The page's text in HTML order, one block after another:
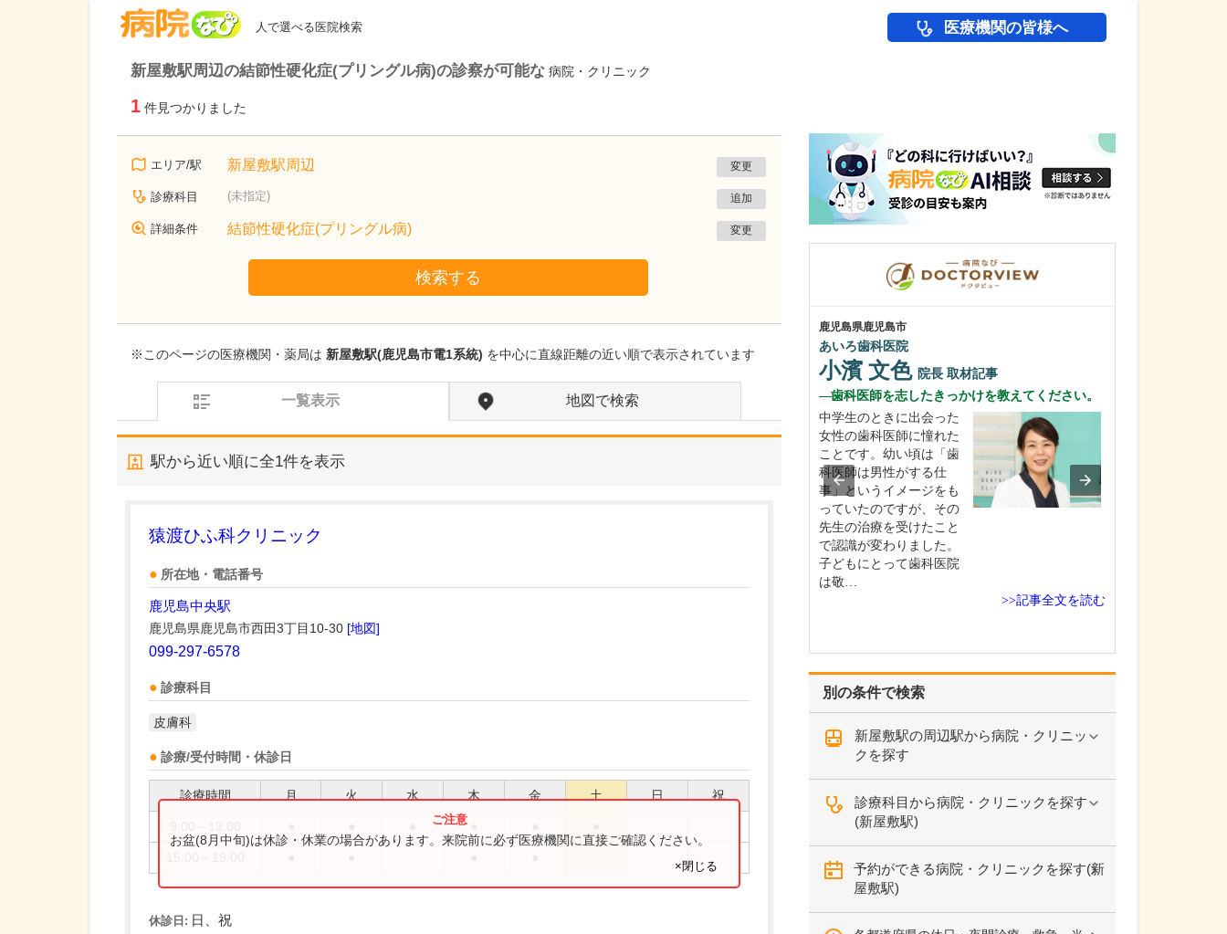
人で選べる医院検索 医療機関の皆様へ
新屋敷駅周辺の結節性硬化症(プリングル病)の診察が可能な 病院・クリニック
1 件見つかりました
エリア/駅 新屋敷駅周辺 変更
診療科目 (未指定) 追加
詳細条件 結節性硬化症(プリングル病) 変更
検索する
※このページの医療機関・薬局は 新屋敷駅(鹿児島市電1系統) を中心に直線距離の近い順で表示されています
一覧表示 地図で検索
駅から近い順に全1件を表示
猿渡ひふ科クリニック
所在地・電話番号
鹿児島中央駅
鹿児島県鹿児島市西田3丁目10-30 [地図]
099-297-6578
診療科目
皮膚科
診療/受付時間・休診日
診療時間 月 火 水 木 金 土 日 祝
お盆(8月中旬)は休診・休業の場合があります。来院前に必ず医療機関に直接ご確認ください。
×閉じる
休診日: 日、祝
別の条件で検索
新屋敷駅の周辺駅から病院・クリニッ
クを探す
診療科目から病院・クリニックを探す
(新屋敷駅)
予約ができる病院・クリニックを探す(新
屋敷駅)
鹿児島県鹿児島市
あいろ歯科医院
小濱 文色 院長 取材記事
歯科医師を志したきっかけを教えてください。
中学生のときに出会った
女性の歯科医師に憧れた
ことです。幼い頃は「歯
科医師は男性がする仕
事」というイメージをも
っていたのですが、その
先生の治療を受けたこと
で認識が変わりました。
子どもにとって歯科医院
は敬…
>>記事全文を読む
広島県広島市東区
石田医院
どのような患者さんが来院されていますか?
地域のかかりつけ医とし
て、風邪や頭痛をはじめ